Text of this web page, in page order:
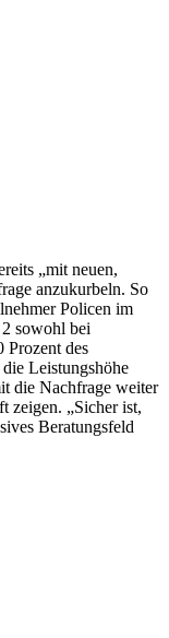
„mit neuen,
anzukurbeln. So
Policen im
sowohl bei
Prozent des
Leistungshöhe
die Nachfrage weiter
zeigen. „Sicher ist,
Beratungsfeld